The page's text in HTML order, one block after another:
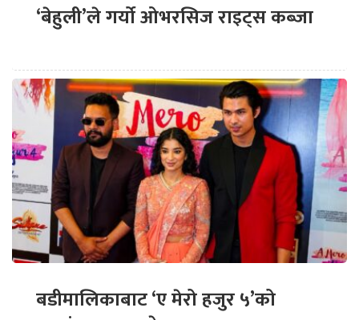
‘बेहुली’ले गर्यो ओभरसिज राइट्स कब्जा
बडीमालिकाबाट ‘ए मेरो हजुर ५’को